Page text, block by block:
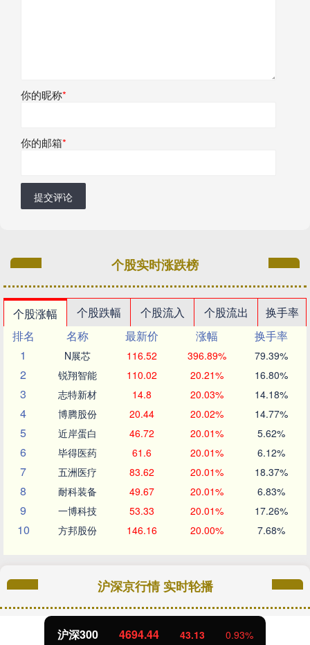
你的昵称*
你的邮箱*
提交评论
个股实时涨跌榜
个股涨幅 个股跌幅 个股流入 个股流出
换手率
排名
名称 最新价 涨幅
换手率
1
N展芯 116.52 396.89% 79.39%
2 锐翔智能 110.02 20.21% 16.80%
3 志特新材 14.8 20.03% 14.18%
4 博腾股份 20.44 20.02% 14.77%
5 近岸蛋白 46.72 20.01% 5.62%
6 毕得医药 61.6 20.01% 6.12%
7 五洲医疗 83.62 20.01% 18.37%
8 耐科装备 49.67 20.01% 6.83%
9 一博科技 53.33 20.01% 17.26%
10 方邦股份 146.16 20.00% 7.68%
沪深京行情 实时轮播
北证50 1134.24 11.37 1.01%